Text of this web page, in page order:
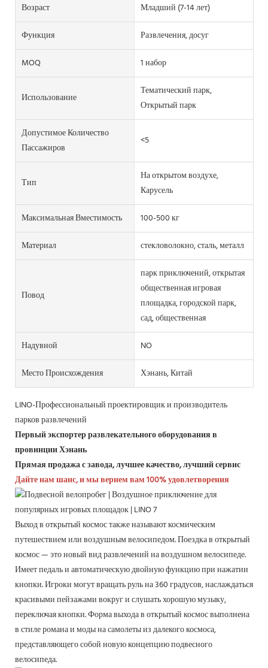
Возраст
Младший (7-14 лет)
Функция
Развлечения, досуг
MOQ
1 набор
Использование
Тематический парк,
Открытый парк
Допустимое Количество
Пассажиров
<5
Тип
На открытом воздухе,
Карусель
Максимальная Вместимость
100-500 кг
Материал
стекловолокно, сталь, металл
Повод
парк приключений, открытая
общественная игровая
площадка, городской парк,
сад, общественная
Надувной
NO
Место Происхождения
Хэнань, Китай
LINO-Профессиональный проектировщик и производитель
парков развлечений
Первый экспортер развлекательного оборудования в
провинции Хэнань
Прямая продажа с завода, лучшее качество, лучший сервис
Дайте нам шанс, и мы вернем вам 100% удовлетворения
Выход в открытый космос также называют космическим
путешествием или воздушным велосипедом. Поездка в открытый
космос — это новый вид развлечений на воздушном велосипеде.
Имеет педаль и автоматическую двойную функцию при нажатии
кнопки. Игроки могут вращать руль на 360 градусов, наслаждаться
красивыми пейзажами вокруг и слушать хорошую музыку,
переключая кнопки. Форма выхода в открытый космос выполнена
в стиле романа и моды на самолеты из далекого космоса,
представляющего собой новую концепцию подвесного
велосипеда.